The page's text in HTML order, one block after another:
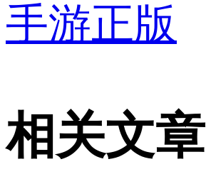
手游正版
相关文章